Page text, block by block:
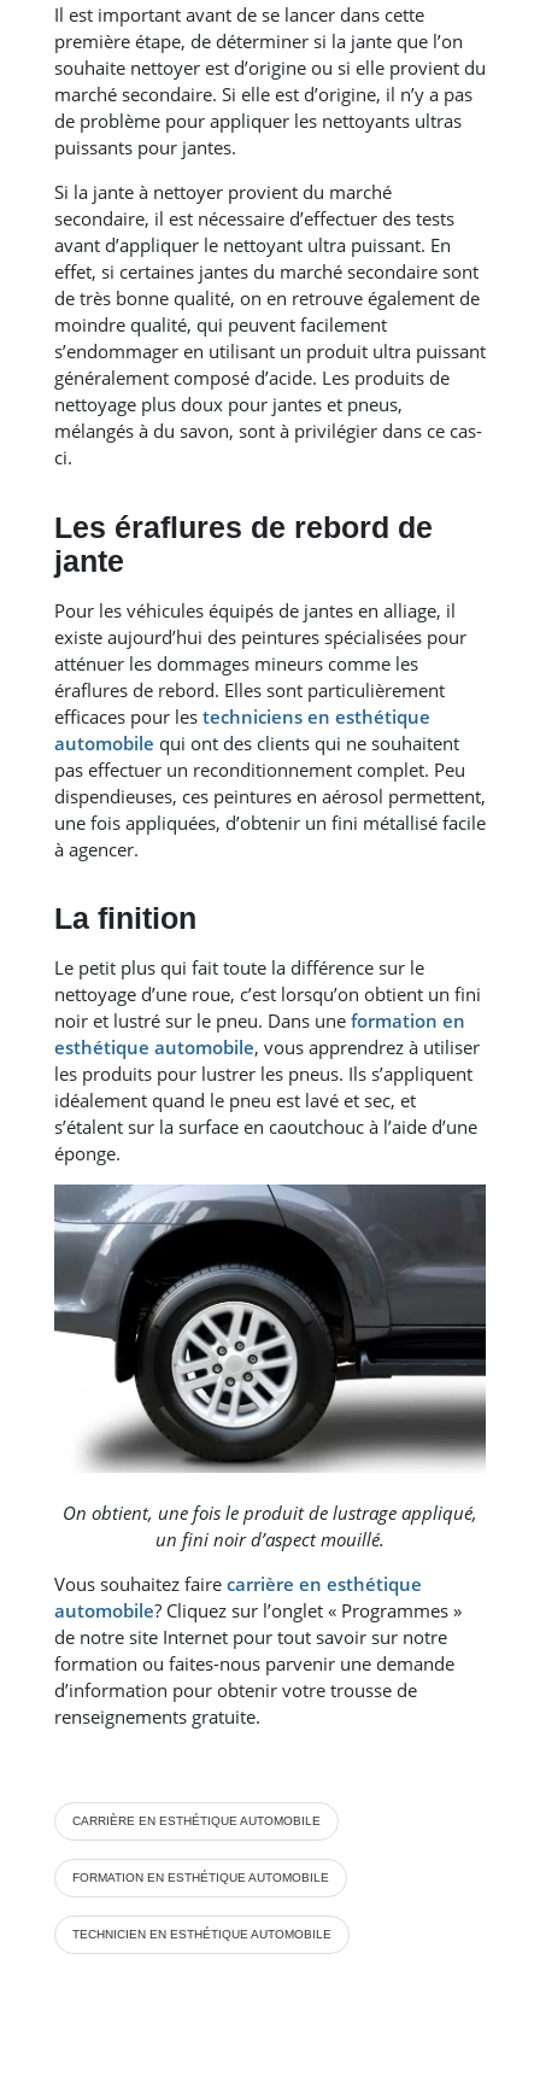
Il est important avant de se lancer dans cette
première étape, de déterminer si la jante que l’on
souhaite nettoyer est d’origine ou si elle provient du
marché secondaire. Si elle est d’origine, il n’y a pas
de problème pour appliquer les nettoyants ultras
puissants pour jantes.
Si la jante à nettoyer provient du marché
secondaire, il est nécessaire d’effectuer des tests
avant d’appliquer le nettoyant ultra puissant. En
effet, si certaines jantes du marché secondaire sont
de très bonne qualité, on en retrouve également de
moindre qualité, qui peuvent facilement
s’endommager en utilisant un produit ultra puissant
généralement composé d’acide. Les produits de
nettoyage plus doux pour jantes et pneus,
mélangés à du savon, sont à privilégier dans ce cas-
ci.
Les éraflures de rebord de
jante
Pour les véhicules équipés de jantes en alliage, il
existe aujourd’hui des peintures spécialisées pour
atténuer les dommages mineurs comme les
éraflures de rebord. Elles sont particulièrement
efficaces pour les techniciens en esthétique
automobile qui ont des clients qui ne souhaitent
pas effectuer un reconditionnement complet. Peu
dispendieuses, ces peintures en aérosol permettent,
une fois appliquées, d’obtenir un fini métallisé facile
à agencer.
La finition
Le petit plus qui fait toute la différence sur le
nettoyage d’une roue, c’est lorsqu’on obtient un fini
noir et lustré sur le pneu. Dans une formation en
esthétique automobile, vous apprendrez à utiliser
les produits pour lustrer les pneus. Ils s’appliquent
idéalement quand le pneu est lavé et sec, et
s’étalent sur la surface en caoutchouc à l’aide d’une
éponge.
On obtient, une fois le produit de lustrage appliqué,
un fini noir d’aspect mouillé.
Vous souhaitez faire carrière en esthétique
automobile? Cliquez sur l’onglet « Programmes »
de notre site Internet pour tout savoir sur notre
formation ou faites-nous parvenir une demande
d’information pour obtenir votre trousse de
renseignements gratuite.
CARRIÈRE EN ESTHÉTIQUE AUTOMOBILE
FORMATION EN ESTHÉTIQUE AUTOMOBILE
TECHNICIEN EN ESTHÉTIQUE AUTOMOBILE